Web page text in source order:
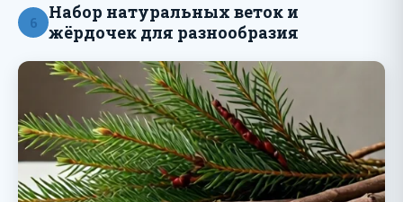
6
Набор натуральных веток и
жёрдочек для разнообразия